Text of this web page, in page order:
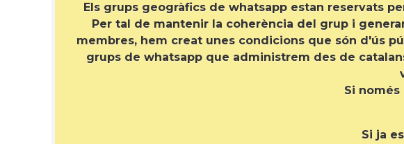
Els grups geogràfics de whatsapp estan reservats
Per tal de mantenir la coherència del grup i
membres, hem creat unes condicions que són d'ús
grups de whatsapp que administrem des de
Si
Si ja